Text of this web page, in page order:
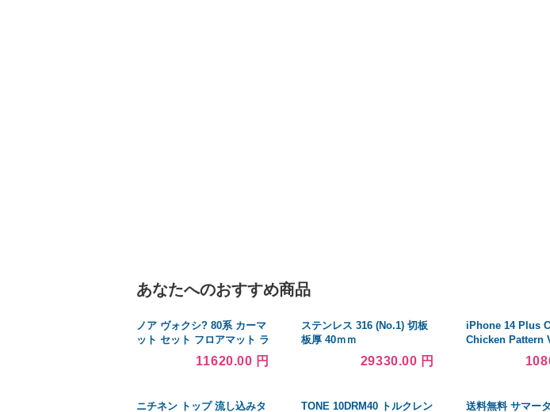
あなたへのおすすめ商品
ノア ヴォクシ? 80系 カーマ
ット セット フロアマット ラ
ゲッジマット 4枚セット 防
水 水洗い可能 車種専用設計
11620.00 円
ステンレス 316 (No.1) 切板
板厚 40ｍｍ
200mm×250mm
29330.00 円
iPhone 14 Plus
Chicken Pattern
Farm Animal
ニチネン トップ 流し込みタ
TONE 10DRM40 トルクレン
送料無料 サマー